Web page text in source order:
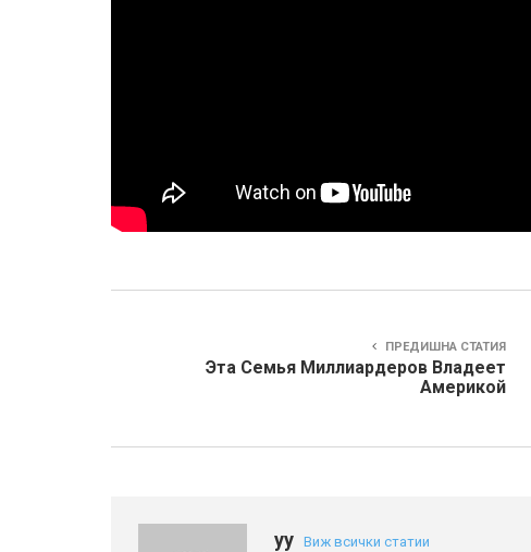
ПРЕДИШНА СТАТИЯ
Эта Семья Миллиардеров Владеет
Америкой
yy Виж всички статии